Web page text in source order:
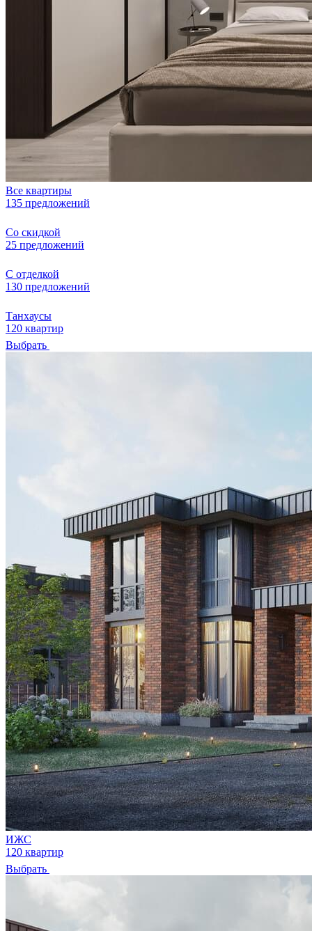
Все квартиры
135 предложений
Со скидкой
25 предложений
С отделкой
130 предложений
Танхаусы
120 квартир
Выбрать
ИЖС
120 квартир
Выбрать